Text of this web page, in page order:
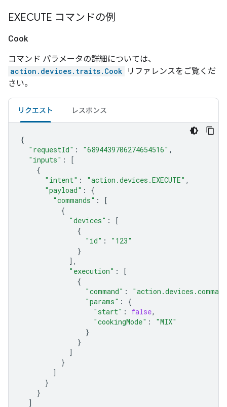
EXECUTE コマンドの例
Cook
コマンド パラメータの詳細については、
action.devices.traits.Cook
リファレンスをご覧くだ
さい。
リクエスト レスポンス
{
"requestId" : "6894439706274654516" ,
"inputs" :
[
{
"intent" : "action.devices.EXECUTE" ,
"payload" :
{
"commands" :
[
{
"devices" :
[
{
"id" :
"123"
}
],
"execution" :
[
{
"command" :
"params" :
{
"start" : false,
"cookingMode" :
"MIX"
}
}
]
}
]
}
}
]